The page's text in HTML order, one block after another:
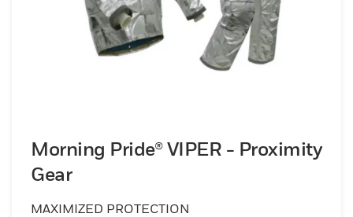
Morning Pride® VIPER - Proximity
Gear
MAXIMIZED PROTECTION